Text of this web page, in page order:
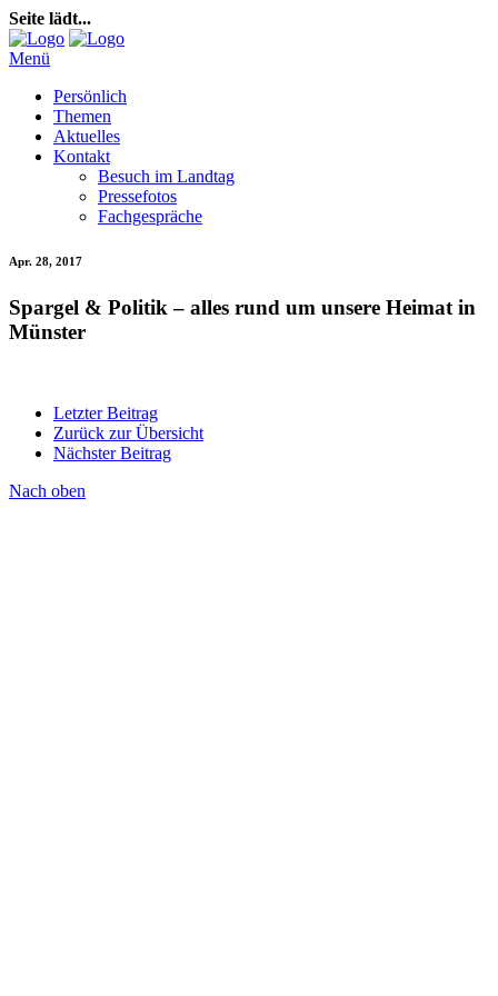
Seite lädt...
Menü
Persönlich
Themen
Aktuelles
Kontakt
Besuch im Landtag
Pressefotos
Fachgespräche
Apr. 28, 2017
Spargel & Politik – alles rund um unsere Heimat in
Münster
Letzter Beitrag
Zurück zur Übersicht
Nächster Beitrag
Nach oben